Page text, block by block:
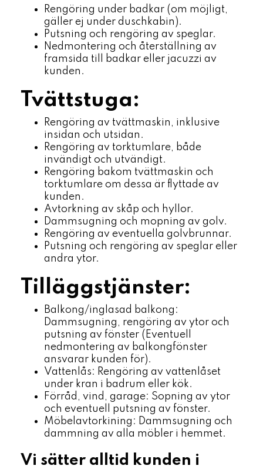
Rengöring under badkar (om möjligt,
gäller ej under duschkabin).
Putsning och rengöring av speglar.
Nedmontering och återställning av
framsida till badkar eller jacuzzi av
kunden.
Tvättstuga:
Rengöring av tvättmaskin, inklusive
insidan och utsidan.
Rengöring av torktumlare, både
invändigt och utvändigt.
Rengöring bakom tvättmaskin och
torktumlare om dessa är flyttade av
kunden.
Avtorkning av skåp och hyllor.
Dammsugning och mopning av golv.
Rengöring av eventuella golvbrunnar.
Putsning och rengöring av speglar eller
andra ytor.
Tilläggstjänster:
Balkong/inglasad balkong:
Dammsugning, rengöring av ytor och
putsning av fönster (Eventuell
nedmontering av balkongfönster
ansvarar kunden för).
Vattenlås: Rengöring av vattenlåset
under kran i badrum eller kök.
Förråd, vind, garage: Sopning av ytor
och eventuell putsning av fönster.
Möbelavtorkining: Dammsugning och
dammning av alla möbler i hemmet.
Vi sätter alltid kunden i